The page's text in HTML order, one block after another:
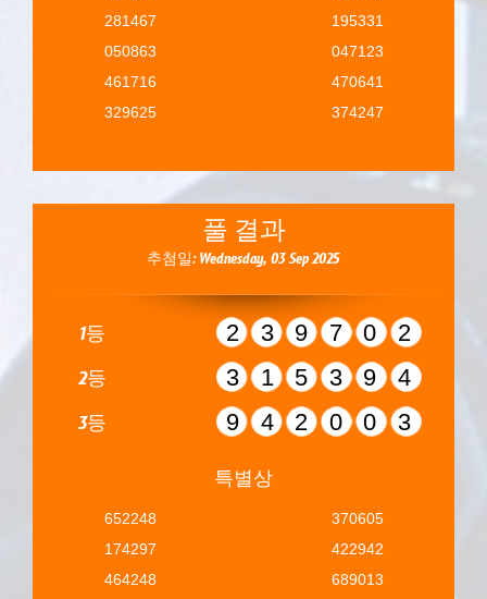
281467
050863
461716
329625
195331
047123
470641
374247
풀 결과
추첨일: Wednesday, 03 Sep 2025
1등 239702
2등 315394
3등 942003
특별상
652248
174297
464248
370605
422942
689013